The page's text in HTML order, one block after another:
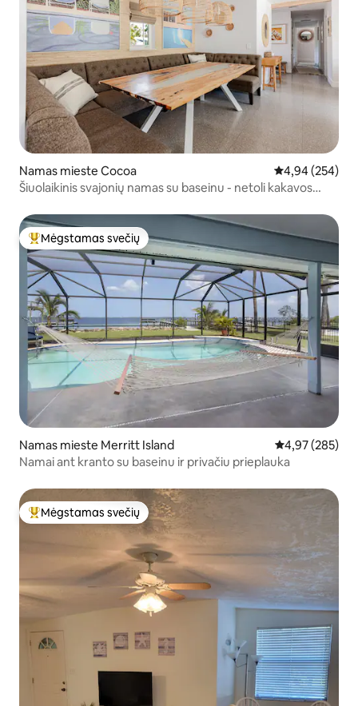
Namas mieste Cocoa Vidutinis
4,94 (254)
Šiuolaikinis svajonių namas su baseinu - netoli kakavos
Svečių mėgstamiausias
Mėgstamas svečių
Namas mieste Merritt Island Vidutinis
4,97 (285)
Namai ant kranto su baseinu ir privačiu prieplauka
Svečių mėgstamiausias
Mėgstamas svečių